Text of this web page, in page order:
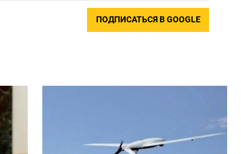
ПОДПИСАТЬСЯ В GOOGLE